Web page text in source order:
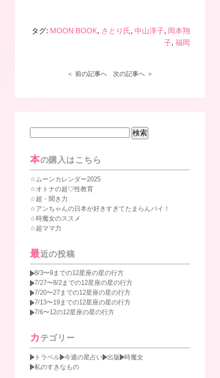
タグ: MOON BOOK, さとり氏,中山淳子, 岡本翔
子,福岡
＜ 前の記事へ 次の記事へ ＞
本の購入はこちら
ムーンカレンダー2025
オトナの超♡性教育
超・聞き力
アンちゃんの日本が好きすぎてたまらんバイ！
時魔女のススメ
超ママ力
最近の投稿
8/3〜9までの12星座の星の行方
7/27〜8/2までの12星座の星の行方
7/20〜27までの12星座の星の行方
7/13〜19までの12星座の星の行方
7/6〜12の12星座の星の行方
カ テゴリー
トラベル 今週の星占い 出版
時魔女
私のすきなもの